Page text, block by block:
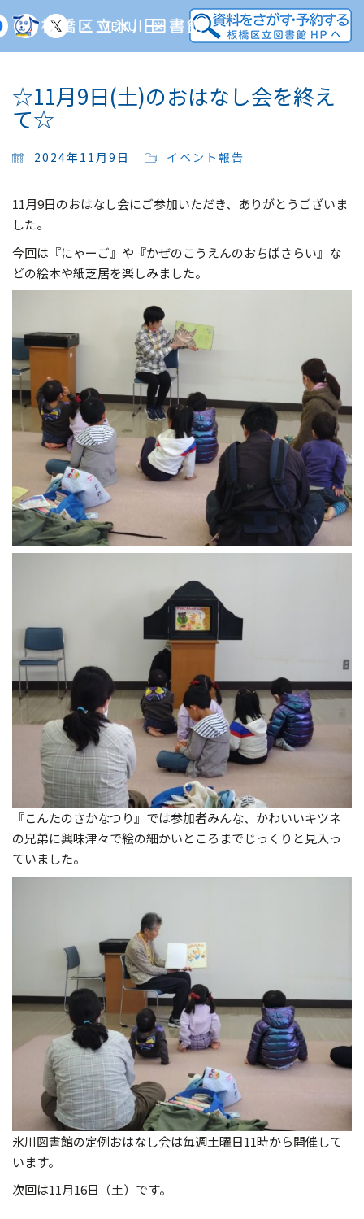
MENU
☆11月9日(土)のおはなし会を終え
て☆
2024年11月9日 イベント報告
11月9日のおはなし会にご参加いただき、ありがとうございま
した。
今回は『にゃーご』や『かぜのこうえんのおちばさらい』な
どの絵本や紙芝居を楽しみました。
『こんたのさかなつり』では参加者みんな、かわいいキツネ
の兄弟に興味津々で絵の細かいところまでじっくりと見入っ
ていました。
氷川図書館の定例おはなし会は毎週土曜日11時から開催して
います。
次回は11月16日（土）です。